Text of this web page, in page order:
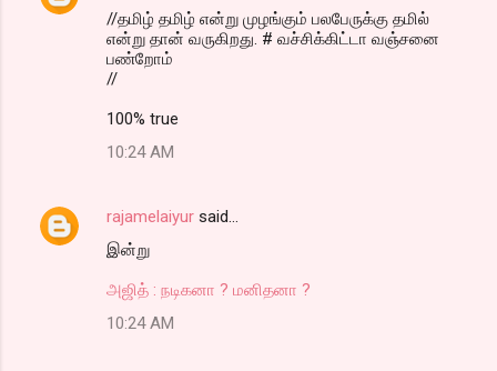
//தமிழ் தமிழ் என்று முழங்கும் பலபேருக்கு தமில்
என்று தான் வருகிறது. # வச்சிக்கிட்டா வஞ்சனை
பண்றோம்
//
100% true
10:24 AM
rajamelaiyur said…
இன்று
அஜித் : நடிகனா ? மனிதனா ?
10:24 AM